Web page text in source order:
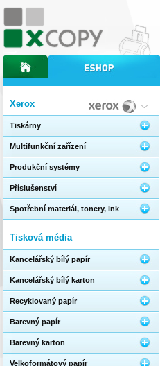
Xerox
Tiskárny
Multifunkční zařízení
Produkční systémy
Příslušenství
Spotřební materiál, tonery, ink
Tisková média
Kancelářský bílý papír
Kancelářský bílý karton
Recyklovaný papír
Barevný papír
Barevný karton
Velkoformátový papír
úvodní stránka xcopyinternetový obchod xcopy